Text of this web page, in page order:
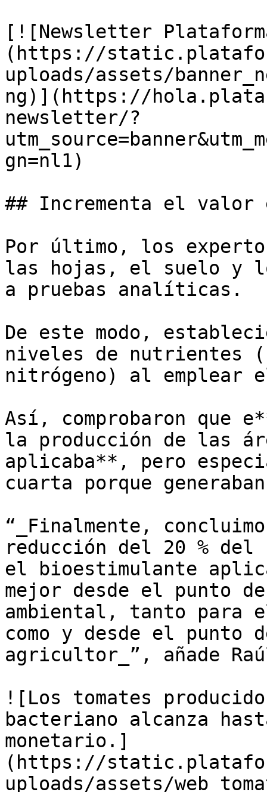
[![Newsletter
(https://
uploads/assets/
ng)](https://
newsletter/?
gn=nl1)
## Incrementa el valor
Por último, los
las hojas, el suelo y
a pruebas analíticas.
De este modo,
niveles de nutrientes
nitrógeno) al
Así, comprobaron que
la producción de las
aplicaba**, pero
cuarta porque
“_Finalmente,
reducción del 20 %
el bioestimulante
mejor desde el punto
ambiental, tanto para
como y desde el punto
agricultor_”, añade
![Los tomates
bacteriano alcanza
monetario.]
(https://
uploads/assets/